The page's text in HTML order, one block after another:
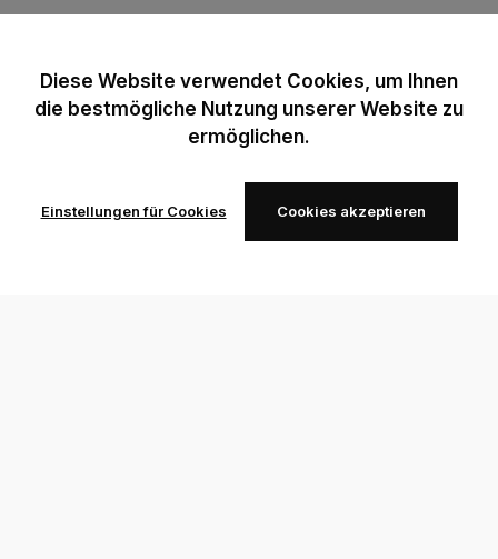
Diese Website verwendet Cookies, um Ihnen
die bestmögliche Nutzung unserer Website zu
ermöglichen.
Einstellungen für Cookies Cookies akzeptieren